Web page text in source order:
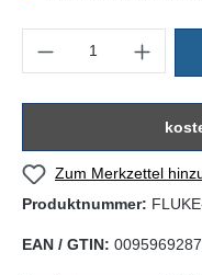
Zum Merkzettel
Produktnummer:
EAN / GTIN: